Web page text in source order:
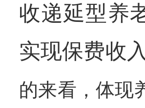
收递延型养
实现保费收入
的来看，体现